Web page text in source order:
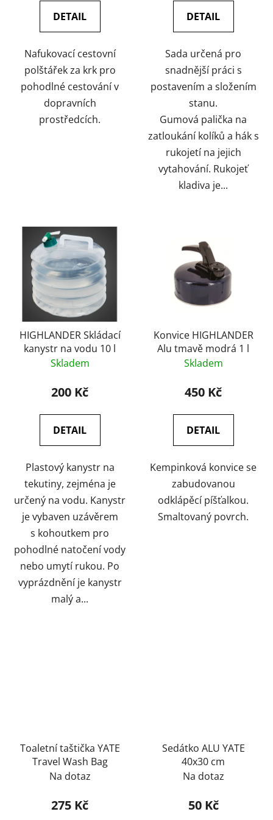
DETAIL
Nafukovací cestovní
polštářek za krk pro
pohodlné cestování v
dopravních
prostředcích.
DETAIL
Sada určená pro
snadnější práci s
postavením a složením
stanu.
Gumová palička na
zatloukání kolíků a hák s
rukojetí na jejich
vytahování. Rukojeť
kladiva je...
HIGHLANDER Skládací
kanystr na vodu 10 l
Skladem
200 Kč
DETAIL
Plastový kanystr na
tekutiny, zejména je
určený na vodu. Kanystr
je vybaven uzávěrem
s kohoutkem pro
pohodlné natočení vody
nebo umytí rukou. Po
vyprázdnění je kanystr
malý a...
Konvice HIGHLANDER
Alu tmavě modrá 1 l
Skladem
450 Kč
DETAIL
Kempinková konvice se
zabudovanou
odklápěcí píšťalkou.
Smaltovaný povrch.
Toaletní taštička YATE
Travel Wash Bag
Na dotaz
275 Kč
Sedátko ALU YATE
40x30 cm
Na dotaz
50 Kč